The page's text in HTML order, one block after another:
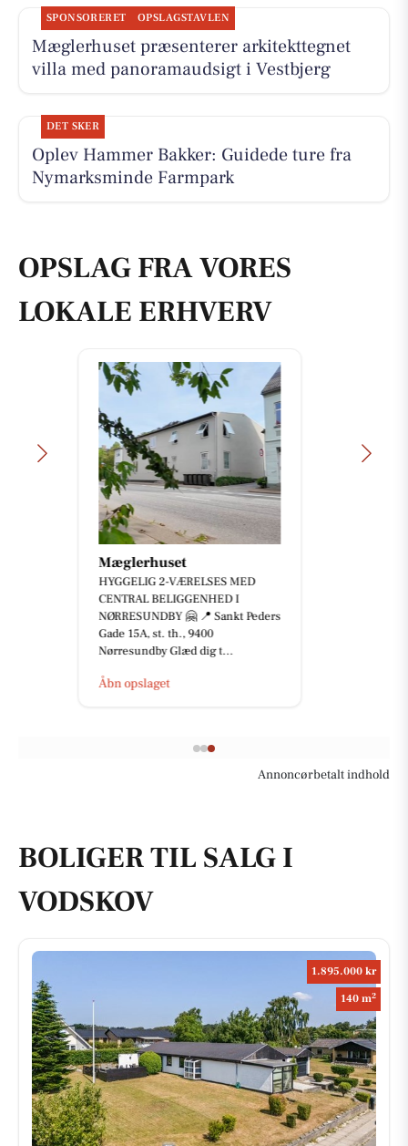
SPONSORERET OPSLAGSTAVLEN
Mæglerhuset præsenterer arkitekttegnet
villa med panoramaudsigt i Vestbjerg
DET SKER
Oplev Hammer Bakker: Guidede ture fra
Nymarksminde Farmpark
OPSLAG FRA VORES
LOKALE ERHVERV
JK Auto ApS
⚡️ 𝟐 𝐗 𝐌𝐈𝐍𝐈 𝐀𝐂𝐄𝐌𝐀𝐍 𝐄 – 𝐊𝐔𝐍
𝟐𝟐𝟗.𝟖𝟎𝟎 𝐊𝐑. ⚡️ Er du på udkig efter
en kompakt og veludstyret elbil
med m...
Åbn opslaget
Annoncørbetalt indhold
BOLIGER TIL SALG I
VODSKOV
1.895.000 kr
140 m2